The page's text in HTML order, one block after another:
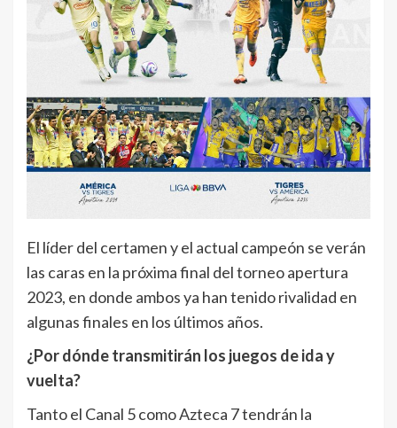
El líder del certamen y el actual campeón se verán
las caras en la próxima final del torneo apertura
2023, en donde ambos ya han tenido rivalidad en
algunas finales en los últimos años.
¿Por dónde transmitirán los juegos de ida y
vuelta?
Tanto el Canal 5 como Azteca 7 tendrán la